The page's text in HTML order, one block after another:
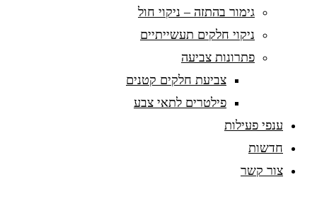
גימור בהתזה – ניקוי חול
ניקוי חלקים תעשייתיים
פתרונות צביעה
צביעת חלקים קטנים
פילטרים לתאי צבע
ענפי פעילות
חדשות
צור קשר